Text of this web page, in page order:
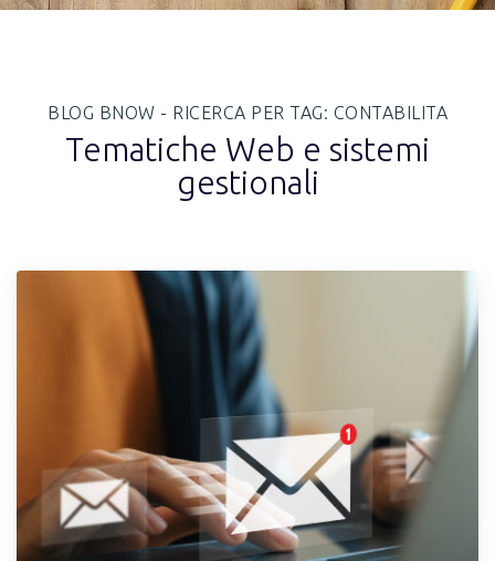
BLOG BNOW - RICERCA PER TAG: CONTABILITA
Tematiche Web e sistemi
gestionali